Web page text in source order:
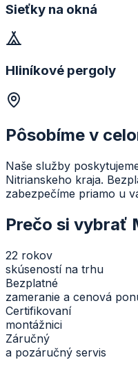
Sieťky na okná
Hliníkové pergoly
Pôsobíme v
Naše služby
Nitrianskeho kraja.
zabezpečíme priamo u
Prečo si vybrať
22 rokov
skúseností na trhu
Bezplatné
zameranie a cenová
Certifikovaní
montážnici
Záručný
a pozáručný servis